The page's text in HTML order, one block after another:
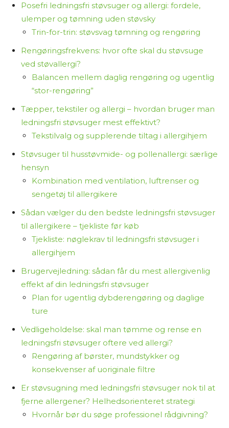
Posefri ledningsfri støvsuger og allergi: fordele,
ulemper og tømning uden støvsky
Trin-for-trin: støvsvag tømning og rengøring
Rengøringsfrekvens: hvor ofte skal du støvsuge
ved støvallergi?
Balancen mellem daglig rengøring og ugentlig
“stor-rengøring”
Tæpper, tekstiler og allergi – hvordan bruger man
ledningsfri støvsuger mest effektivt?
Tekstilvalg og supplerende tiltag i allergihjem
Støvsuger til husstøvmide- og pollenallergi: særlige
hensyn
Kombination med ventilation, luftrenser og
sengetøj til allergikere
Sådan vælger du den bedste ledningsfri støvsuger
til allergikere – tjekliste før køb
Tjekliste: nøglekrav til ledningsfri støvsuger i
allergihjem
Brugervejledning: sådan får du mest allergivenlig
effekt af din ledningsfri støvsuger
Plan for ugentlig dybderengøring og daglige
ture
Vedligeholdelse: skal man tømme og rense en
ledningsfri støvsuger oftere ved allergi?
Rengøring af børster, mundstykker og
konsekvenser af uoriginale filtre
Er støvsugning med ledningsfri støvsuger nok til at
fjerne allergener? Helhedsorienteret strategi
Hvornår bør du søge professionel rådgivning?